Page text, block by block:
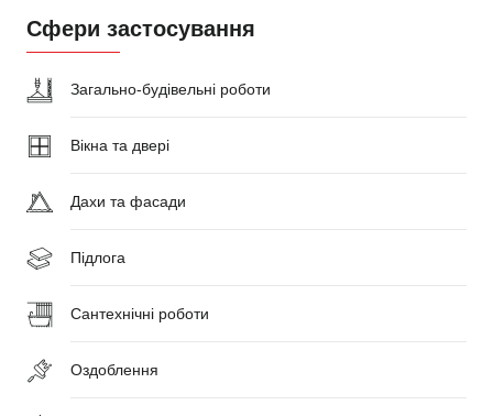
Сфери застосування
Загально-будівельні роботи
Вікна та двері
Дахи та фасади
Підлога
Сантехнічні роботи
Оздоблення